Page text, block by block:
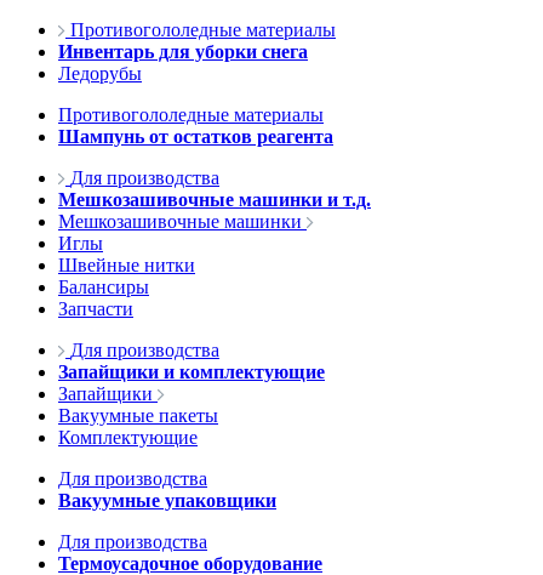
Противогололедные материалы
Инвентарь для уборки снега
Ледорубы
Противогололедные материалы
Шампунь от остатков реагента
Для производства
Мешкозашивочные машинки и т.д.
Мешкозашивочные машинки
Иглы
Швейные нитки
Балансиры
Запчасти
Для производства
Запайщики и комплектующие
Запайщики
Вакуумные пакеты
Комплектующие
Для производства
Вакуумные упаковщики
Для производства
Термоусадочное оборудование